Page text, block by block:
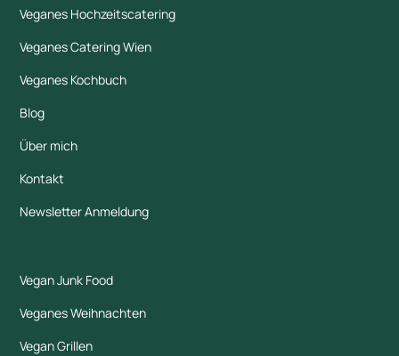
Veganes Hochzeitscatering
Veganes Catering Wien
Veganes Kochbuch
Blog
Über mich
Kontakt
Newsletter Anmeldung
Vegan Junk Food
Veganes Weihnachten
Vegan Grillen